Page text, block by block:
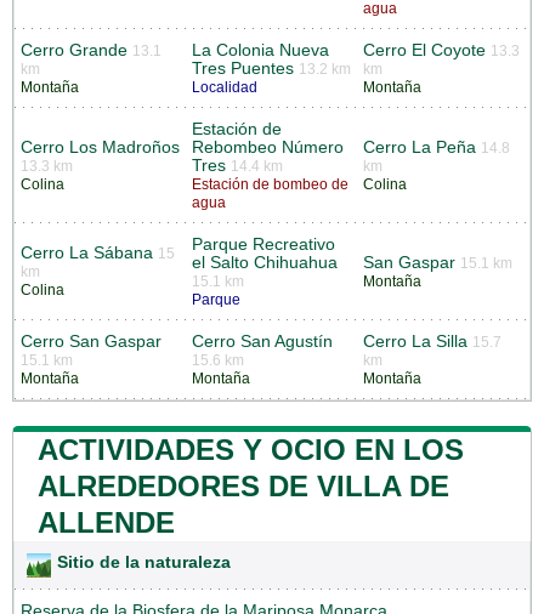
agua
Cerro Grande 13.1
km
Montaña
La Colonia Nueva
Tres Puentes 13.2 km
Localidad
Cerro El Coyote 13.3
km
Montaña
Cerro Los Madroños
13.3 km
Colina
Estación de
Rebombeo Número
Tres 14.4 km
Estación de bombeo de
agua
Cerro La Peña 14.8
km
Colina
Cerro La Sábana 15
km
Colina
Parque Recreativo
el Salto Chihuahua
15.1 km
Parque
San Gaspar 15.1 km
Montaña
Cerro San Gaspar
15.1 km
Montaña
Cerro San Agustín
15.6 km
Montaña
Cerro La Silla 15.7
km
Montaña
ACTIVIDADES Y OCIO EN LOS
ALREDEDORES DE VILLA DE
ALLENDE
Sitio de la naturaleza